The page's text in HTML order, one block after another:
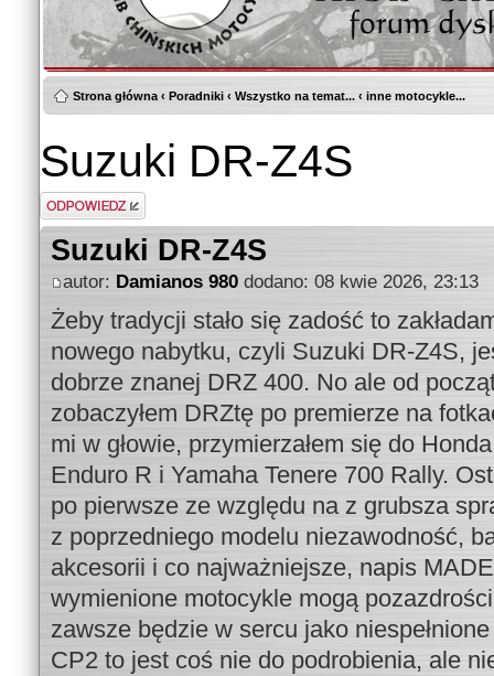
Strona główna ‹ Poradniki ‹ Wszystko na temat... ‹ inne motocykle...
Suzuki DR-Z4S
Odpowiedz
Suzuki DR-Z4S
autor: Damianos 980dodano: 08 kwie 2026, 23:13
Żeby tradycji stało się zadość to
nowego nabytku, czyli Suzuki DR-Z4S,
dobrze znanej DRZ 400. No ale od
zobaczyłem DRZtę po premierze na
mi w głowie, przymierzałem się do
Enduro R i Yamaha Tenere 700 Rally.
po pierwsze ze względu na z grubsza
z poprzedniego modelu niezawodność,
akcesorii i co najważniejsze, napis
wymienione motocykle mogą
zawsze będzie w sercu jako
CP2 to jest coś nie do podrobienia, ale